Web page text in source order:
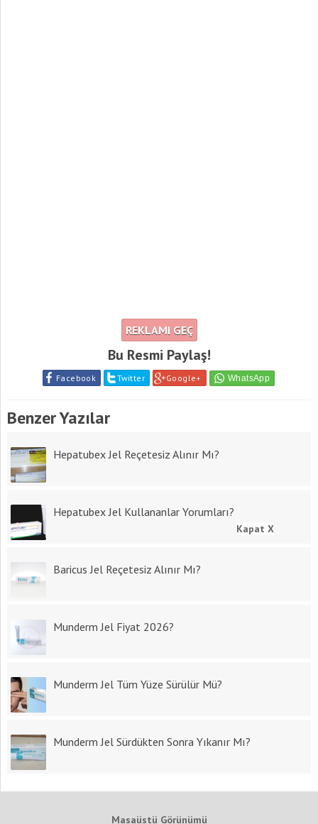
REKLAMI GEÇ
Bu Resmi Paylaş!
Facebook Twitter Google+
Benzer Yazılar
Hepatubex Jel Reçetesiz Alınır Mı?
Hepatubex Jel Kullananlar Yorumları?
Baricus Jel Reçetesiz Alınır Mı?
Munderm Jel Fiyat 2026?
Munderm Jel Tüm Yüze Sürülür Mü?
Munderm Jel Sürdükten Sonra Yıkanır Mı?
Masaüstü Görünümü
Kapat X